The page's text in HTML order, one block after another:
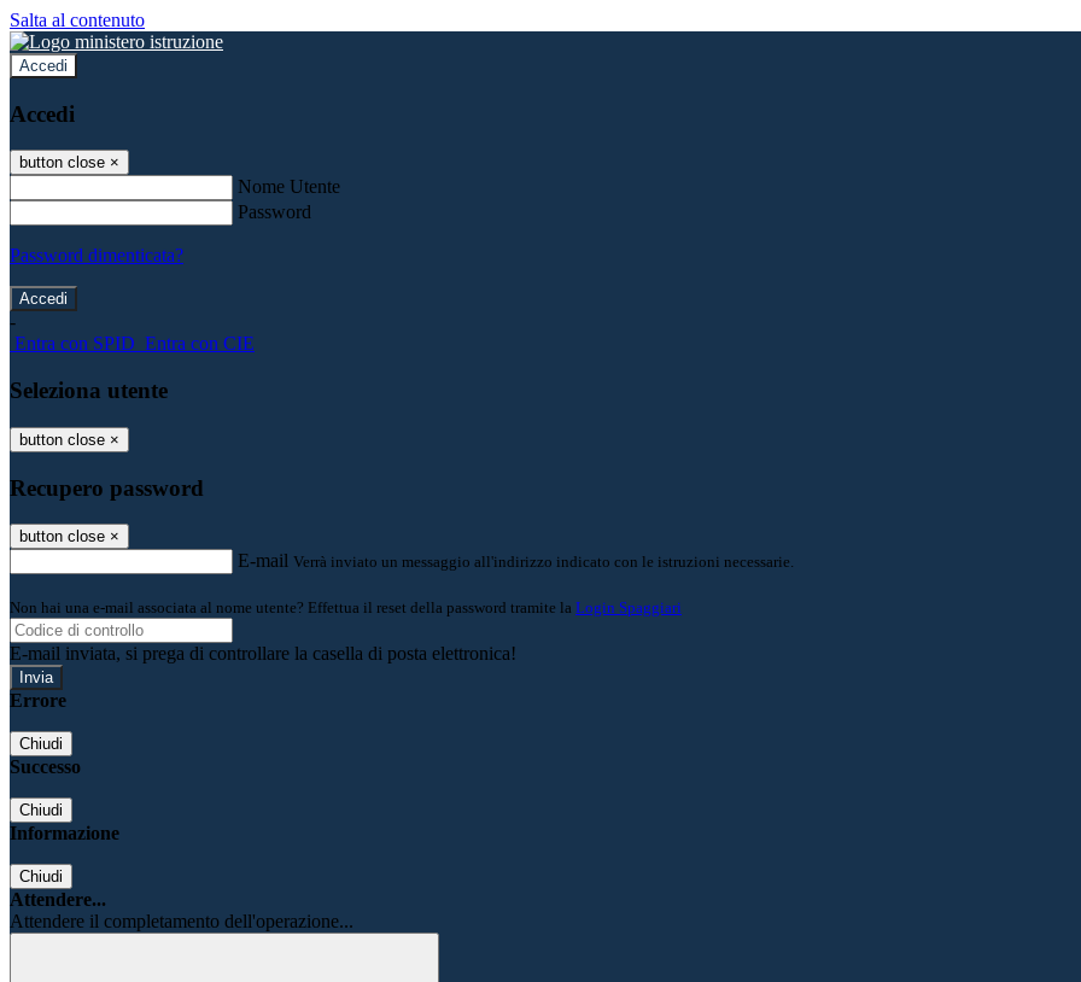
Salta al contenuto
Accedi
Accedi
button close ×
Nome Utente
Password
Password dimenticata?
-
Entra con SPID Entra con CIE
Seleziona utente
button close ×
Recupero password
button close ×
E-mail Verrà inviato un messaggio all'indirizzo indicato con le istruzioni necessarie.
Non hai una e-mail associata al nome utente? Effettua il reset della password tramite la Login Spaggiari
E-mail inviata, si prega di controllare la casella di posta elettronica!
Errore
Chiudi
Successo
Chiudi
Informazione
Chiudi
Attendere...
Attendere il completamento dell'operazione...